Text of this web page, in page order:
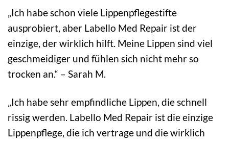
„Ich habe schon viele Lippenpflegestifte
ausprobiert, aber Labello Med Repair ist der
einzige, der wirklich hilft. Meine Lippen sind viel
geschmeidiger und fühlen sich nicht mehr so
trocken an.“ – Sarah M.
„Ich habe sehr empfindliche Lippen, die schnell
rissig werden. Labello Med Repair ist die einzige
Lippenpflege, die ich vertrage und die wirklich